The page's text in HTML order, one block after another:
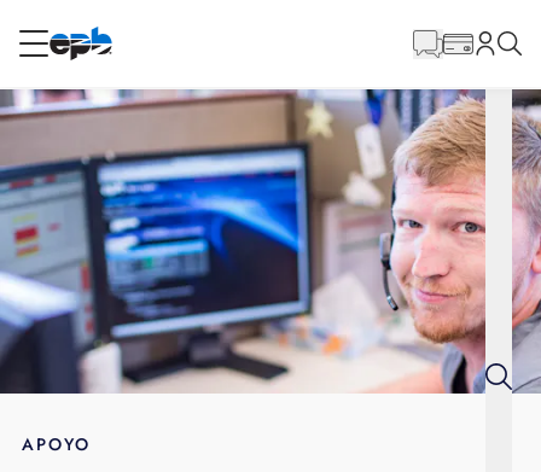
RESIDENCIAL
Internet
Energía
Televisión
principal
APOYO